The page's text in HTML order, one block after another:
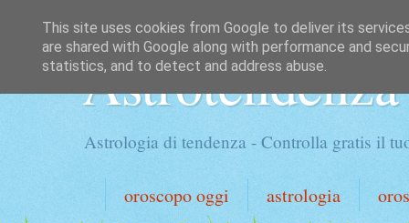
Astrotendenza
Astrologia di tendenza - Controlla gratis il
oroscopo oggi astrologia
This site uses cookies from Google to deliver its
are shared with Google along with performance and
statistics, and to detect and address abuse.